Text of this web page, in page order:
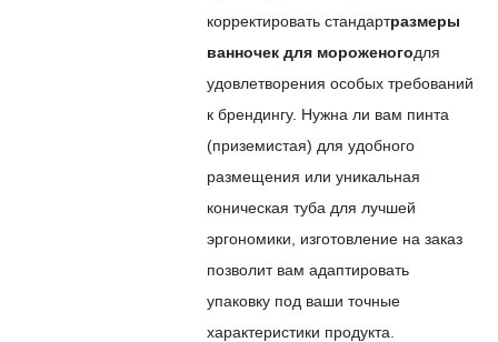
корректировать стандартразмеры
ванночек для мороженогодля
удовлетворения особых требований
к брендингу. Нужна ли вам пинта
(приземистая) для удобного
размещения или уникальная
коническая туба для лучшей
эргономики, изготовление на заказ
позволит вам адаптировать
упаковку под ваши точные
характеристики продукта.